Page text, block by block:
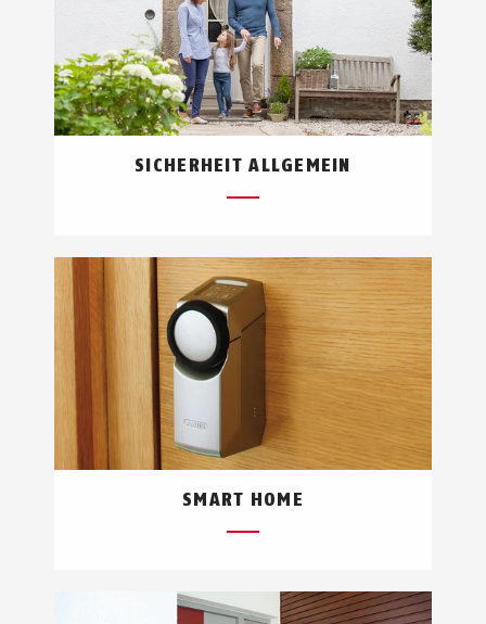
SICHERHEIT ALLGEMEIN
SMART HOME